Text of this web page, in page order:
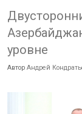
уровне
Автор Андрей